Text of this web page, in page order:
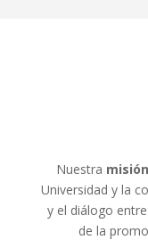
Nuestra misión
Universidad y la
y el diálogo
de la